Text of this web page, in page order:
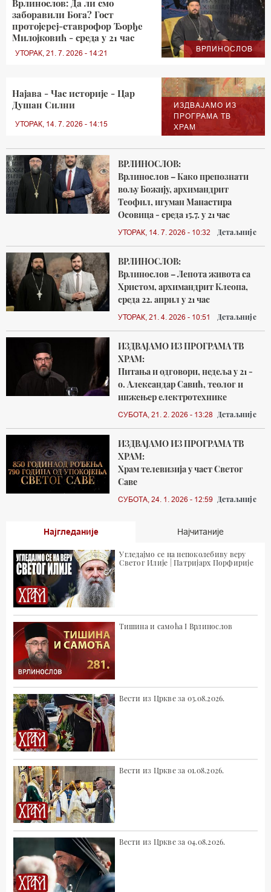
ВРЛИНОСЛОВ
Врлинослов: Да ли смо
заборавили Бога? Гост
протојереј-ставрофор Ђорђе
Милојковић - среда у 21 час
УТОРАК, 21. 7. 2026 - 14:21
ИЗДВАЈАМО ИЗ
ПРОГРАМА ТВ
ХРАМ
Најава - Час историје - Цар
Душан Силни
УТОРАК, 14. 7. 2026 - 14:15
ВРЛИНОСЛОВ:
Врлинослов – Како препознати
вољу Божију, архимандрит
Теофил, игуман Манастира
Осовица - среда 15.7. у 21 час
УТОРАК, 14. 7. 2026 - 10:32 Детаљније
ВРЛИНОСЛОВ:
Врлинослов – Лепота живота са
Христом, архимандрит Клеопа,
среда 22. април у 21 час
УТОРАК, 21. 4. 2026 - 10:51 Детаљније
ИЗДВАЈАМО ИЗ ПРОГРАМА ТВ
ХРАМ:
Питања и одговори, недеља у 21 -
о. Александар Савић, теолог и
инжењер електротехнике
СУБОТА, 21. 2. 2026 - 13:28 Детаљније
ИЗДВАЈАМО ИЗ ПРОГРАМА ТВ
ХРАМ:
Храм телевизија у част Светог
Саве
СУБОТА, 24. 1. 2026 - 12:59 Детаљније
Најгледаније Најчитаније
Угледајмо се на непоколебиву веру
Светог Илије | Патријарх Порфирије
Тишина и самоћа I Врлинослов
Вести из Цркве за 03.08.2026.
Вести из Цркве за 01.08.2026.
Вести из Цркве за 04.08.2026.